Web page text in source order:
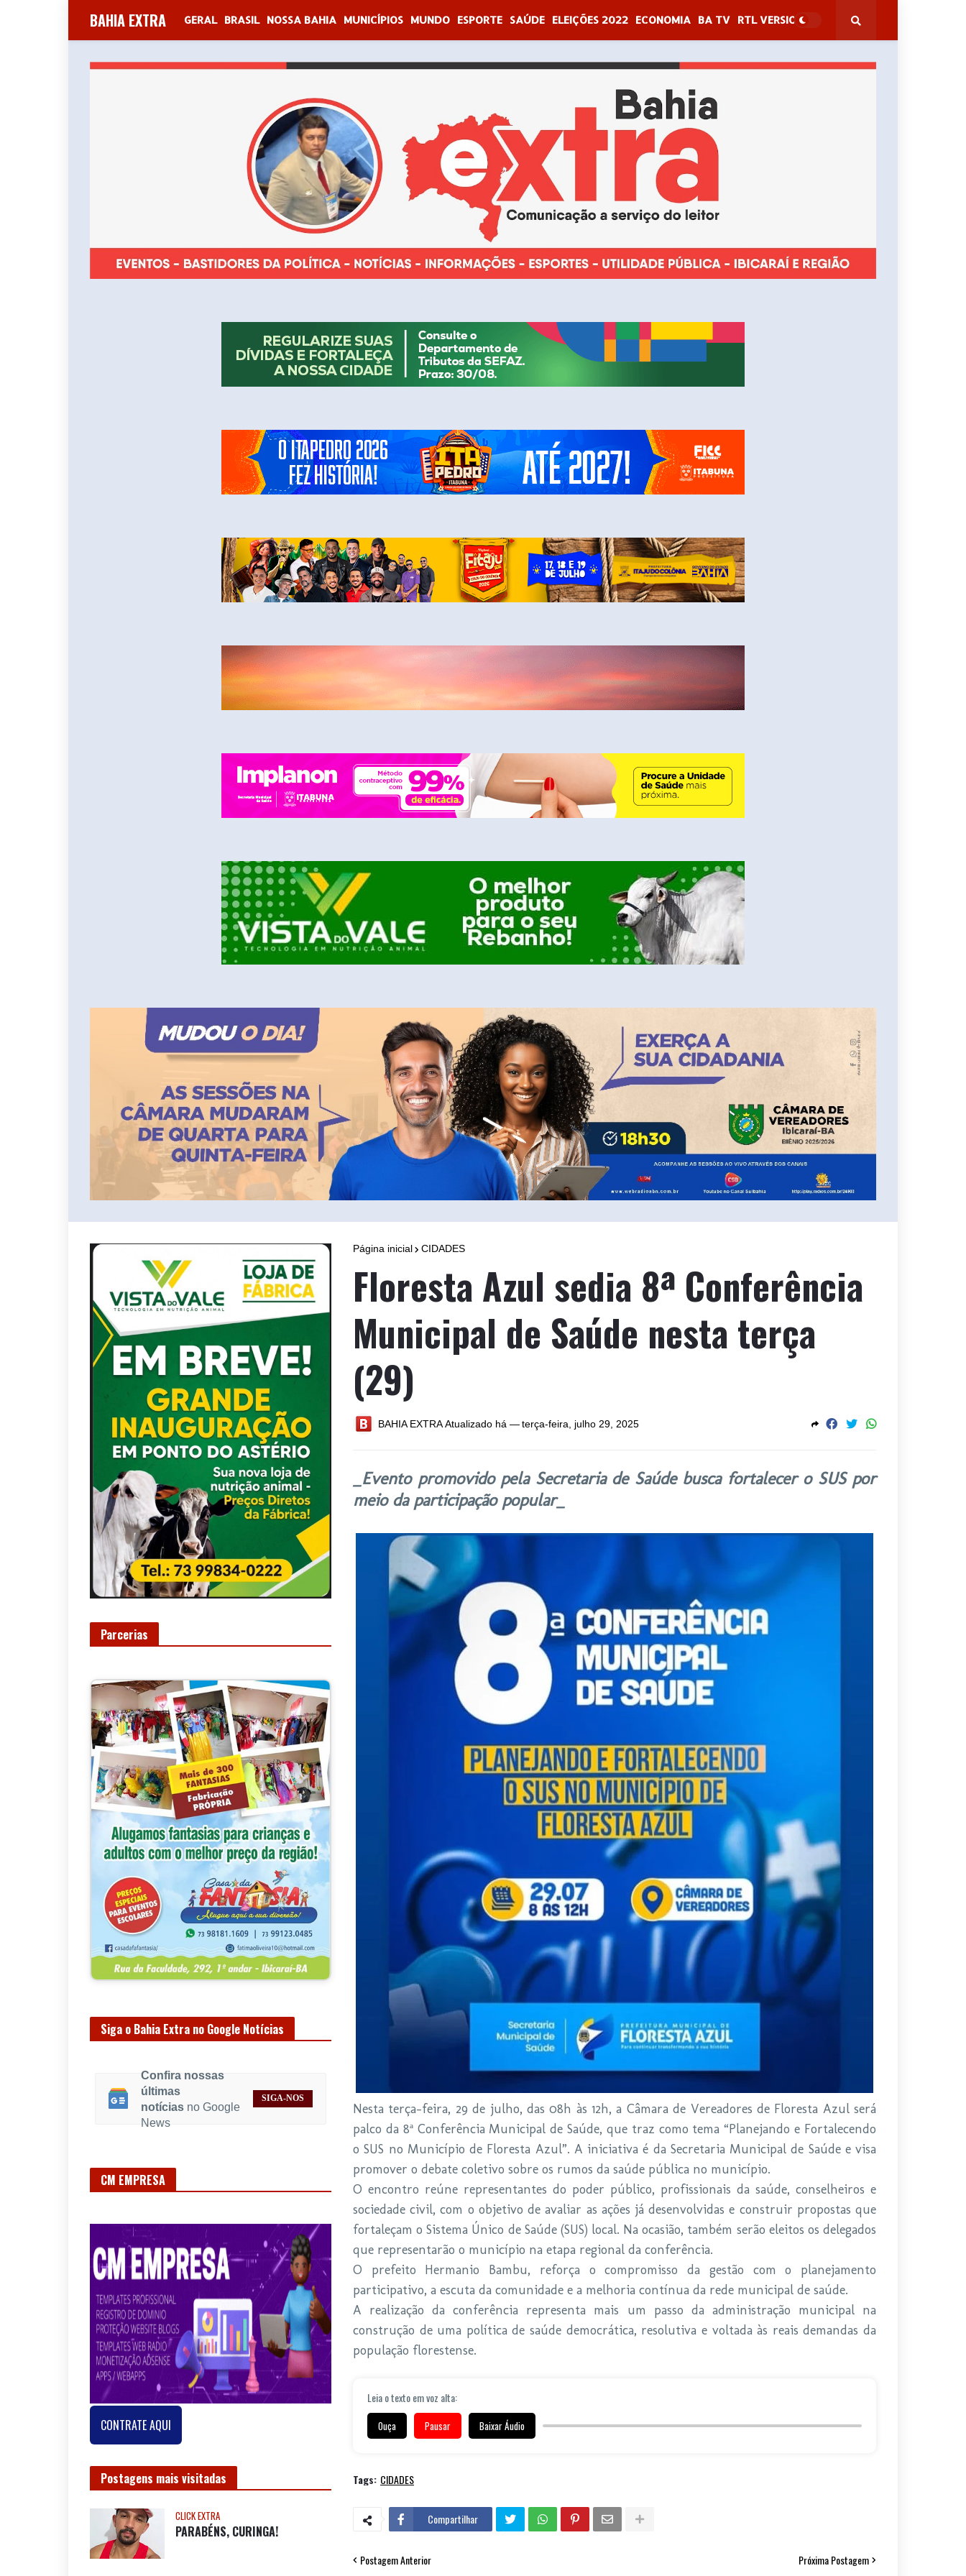
BAHIA EXTRA GERAL BRASIL NOSSA BAHIA MUNICÍPIOS MUNDO ESPORTE SAÚDE ELEIÇÕES 2022 ECONOMIA BA TV RTL VERSION
Página inicial CIDADES
Floresta Azul sedia 8ª Conferência
Municipal de Saúde nesta terça
(29)
BAHIA EXTRAAtualizado há —terça-feira, julho 29, 2025
_Evento promovido pela Secretaria de Saúde busca fortalecer o SUS por
meio da participação popular_
Nesta terça-feira, 29 de julho, das 08h às 12h, a Câmara de Vereadores de Floresta Azul será
palco da 8ª Conferência Municipal de Saúde, que traz como tema “Planejando e Fortalecendo
o SUS no Município de Floresta Azul”. A iniciativa é da Secretaria Municipal de Saúde e visa
promover o debate coletivo sobre os rumos da saúde pública no município.
O encontro reúne representantes do poder público, profissionais da saúde, conselheiros e
sociedade civil, com o objetivo de avaliar as ações já desenvolvidas e construir propostas que
fortaleçam o Sistema Único de Saúde (SUS) local. Na ocasião, também serão eleitos os delegados
que representarão o município na etapa regional da conferência.
O prefeito Hermanio Bambu, reforça o compromisso da gestão com o planejamento
participativo, a escuta da comunidade e a melhoria contínua da rede municipal de saúde.
A realização da conferência representa mais um passo da administração municipal na
construção de uma política de saúde democrática, resolutiva e voltada às reais demandas da
população florestense.
Leia o texto em voz alta:
Ouça Pausar Baixar Áudio
Tags: CIDADES
Compartilhar
Postagem Anterior Próxima Postagem
Parcerias
últimas
notícias
News
CONTRATE AQUI
PARABÉNS, CURINGA!